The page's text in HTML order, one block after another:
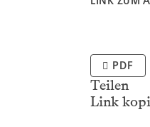
PDF
Teilen
Link